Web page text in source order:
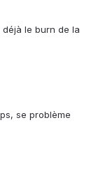
le burn de la
se problème